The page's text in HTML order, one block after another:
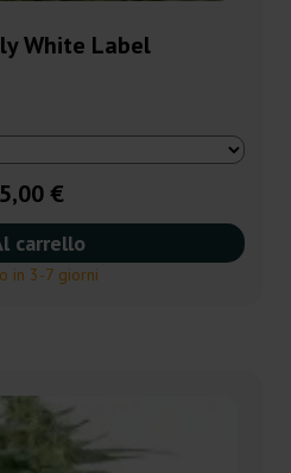
White Label
€
carrello
in 3-7 giorni